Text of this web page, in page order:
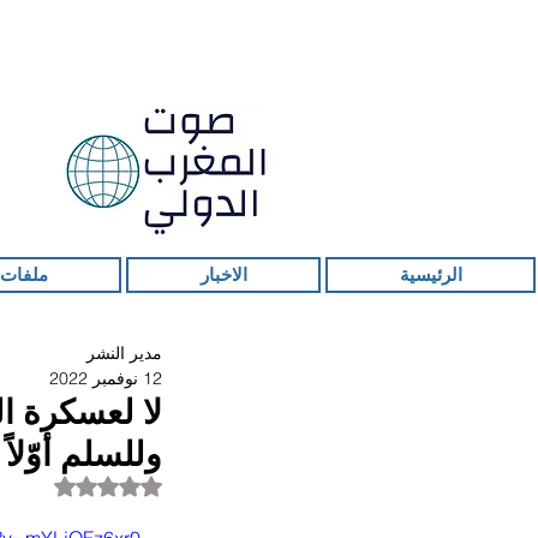
الرئيسية الاخبار
لا لعسكرة
وللسلم أوّلاً
مدير النشر
12 نوفمبر 2022
تم التقييم بـ ليس